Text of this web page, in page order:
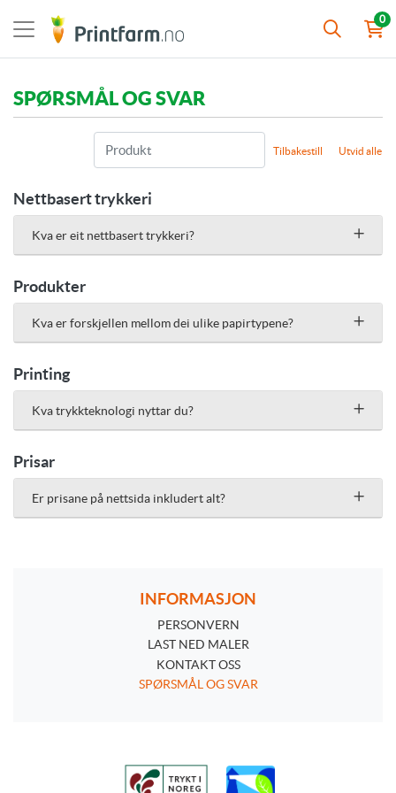
0
SPØRSMÅL OG SVAR
Tilbakestill Utvid alle
Nettbasert trykkeri
Kva er eit nettbasert trykkeri?
Produkter
Kva er forskjellen mellom dei ulike papirtypene?
Printing
Kva trykkteknologi nyttar du?
Prisar
Er prisane på nettsida inkludert alt?
INFORMASJON
PERSONVERN
PERSONVERN
LAST NED MALER
KONTAKT OSS
SPØRSMÅL OG SVAR